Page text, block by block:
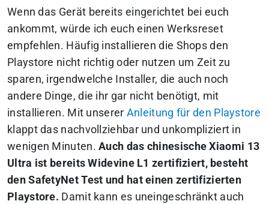
Wenn das Gerät bereits eingerichtet bei euch
ankommt, würde ich euch einen Werksreset
empfehlen. Häufig installieren die Shops den
Playstore nicht richtig oder nutzen um Zeit zu
sparen, irgendwelche Installer, die auch noch
andere Dinge, die ihr gar nicht benötigt, mit
installieren. Mit unserer Anleitung für den Playstore
klappt das nachvollziehbar und unkompliziert in
wenigen Minuten.Auch das chinesische Xiaomi 13
Ultra ist bereits Widevine L1 zertifiziert, besteht
den SafetyNet Test und hat einen zertifizierten
Playstore. Damit kann es uneingeschränkt auch